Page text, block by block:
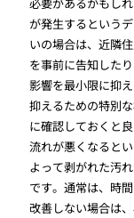
必要があるかもし
が発生するという
いの場合は、近隣
を事前に告知した
影響を最小限に抑
抑えるための特別
に確認しておくと
流れが悪くなると
よって剥がれた汚
です。通常は、時
改善しない場合は